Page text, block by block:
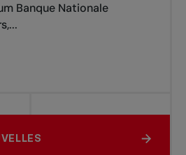
Banque Nationale